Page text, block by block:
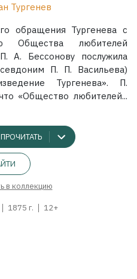
Тургенев
обращения Тургенева с
Общества любителей
А. Бессонову послужила
П. П. Васильева)
Тургенева». П.
«Общество любителей...
в коллекцию
1875 г. 12+